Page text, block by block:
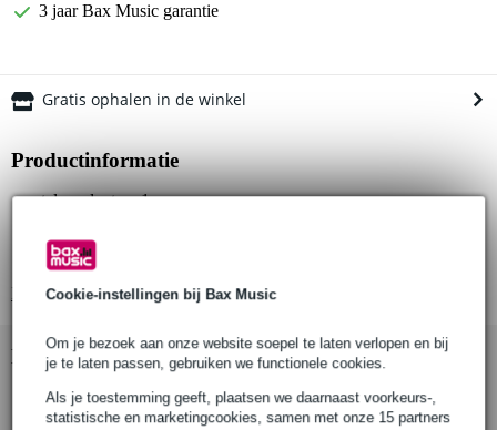
Cookie-instellingen bij Bax Music
Om je bezoek aan onze website soepel te laten verlopen en bij
je te laten passen, gebruiken we functionele cookies.
Als je toestemming geeft, plaatsen we daarnaast voorkeurs-,
statistische en marketingcookies, samen met onze 15 partners
3 jaar Bax Music garantie
Gratis ophalen in de winkel
Productinformatie
aantal producten: 1
materiaal: S275 mild staal
Bekijk alle productspecificaties
Bekijk ook eens (2)